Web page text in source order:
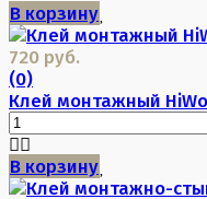
В корзину
720 руб.
(0)
Клей монтажный
В корзину